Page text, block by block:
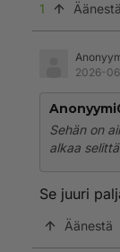
1 Äänestä
2026-
Sehän on
alkaa
Se juuri
Äänestä